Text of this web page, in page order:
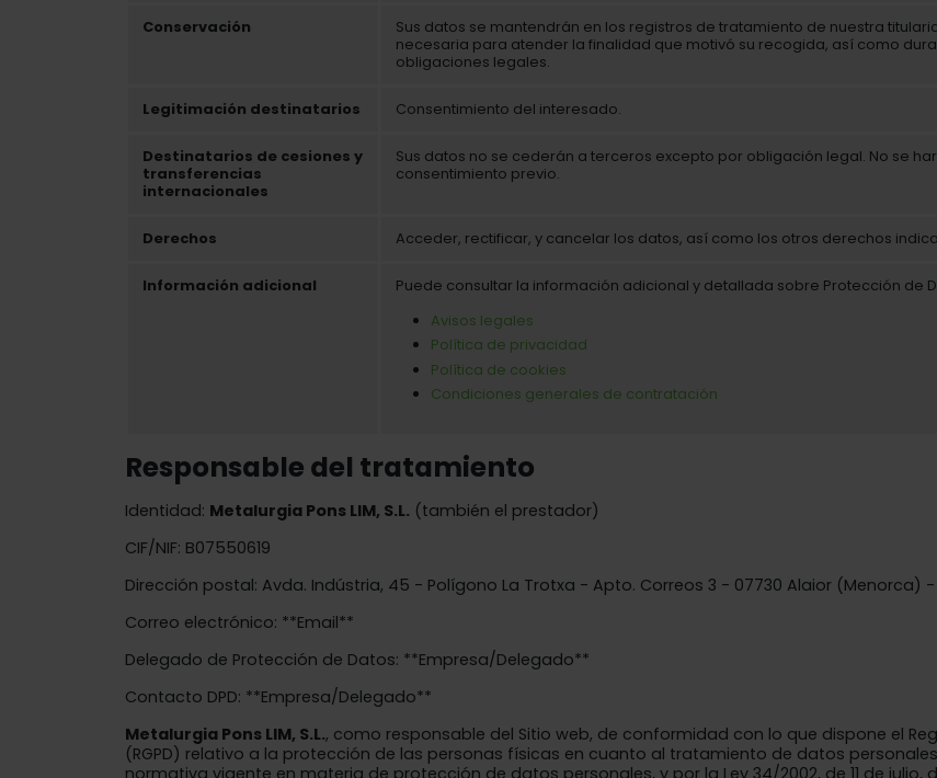
Conservación
Sus datos se mantendrán en los registros de tratamiento de nuestra
necesaria para atender la finalidad que motivó su recogida, así como
obligaciones legales.
Legitimación destinatarios Consentimiento del interesado.
Destinatarios de cesiones y
transferencias
internacionales
Sus datos no se cederán a terceros excepto por obligación legal. No se
consentimiento previo.
Derechos Acceder, rectificar, y cancelar los datos, así como los otros derechos
Información adicional
Puede consultar la información adicional y detallada sobre Protección de
​Avisos legales
Política de privacidad
Política de cookies
Condiciones generales de contratación
Responsable del tratamiento
Identidad: Metalurgia Pons LIM, S.L.​​ (también el prestador)
CIF/NIF: B07550619
Dirección postal: Avda. Indústria, 45 - Polígono La Trotxa - Apto. Correos 3 - 07730 Alaior (Menorca)
Correo electrónico: **Email**
Delegado de Protección de Datos: **Empresa/Delegado**
Contacto DPD: **Empresa/Delegado**
Metalurgia Pons LIM, S.L.​​, como responsable del Sitio web, de conformidad con lo que dispone el
(RGPD) relativo a la protección de las personas físicas en cuanto al tratamiento de datos
normativa vigente en materia de protección de datos personales, y por la Ley 34/2002, de 11 de julio,